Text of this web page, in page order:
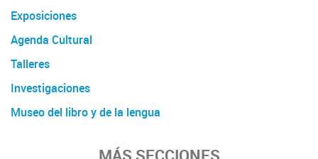
Exposiciones
Agenda Cultural
Talleres
Investigaciones
Museo del libro y de la lengua